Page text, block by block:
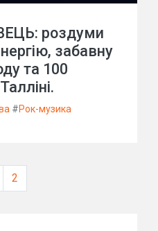
роздуми
забавну
та 100
#Рок-музика
2